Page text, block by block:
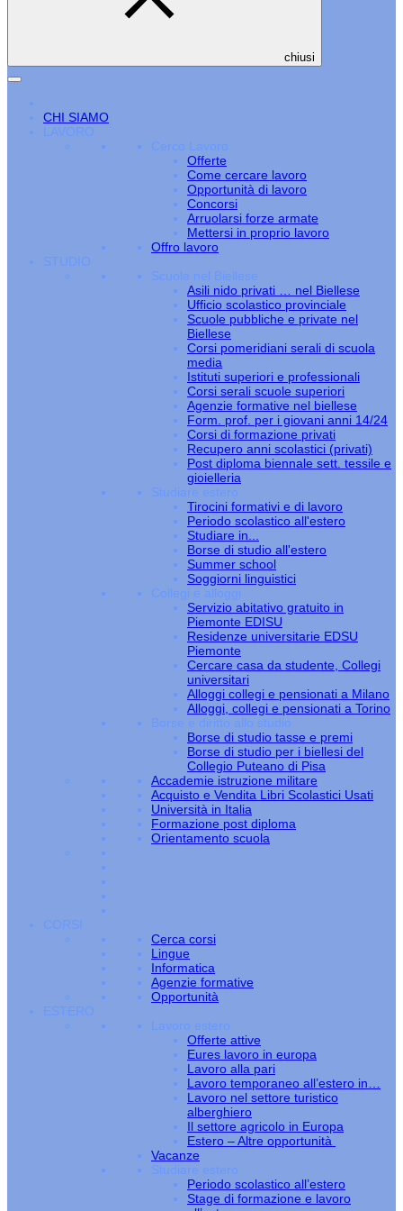
chiusi
CHI SIAMO
LAVORO
Cerco Lavoro
Offerte
Come cercare lavoro
Opportunità di lavoro
Concorsi
Arruolarsi forze armate
Mettersi in proprio lavoro
Offro lavoro
STUDIO
Scuole nel Biellese
Asili nido privati … nel Biellese
Ufficio scolastico provinciale
Scuole pubbliche e private nel
Biellese
Corsi pomeridiani serali di scuola
media
Istituti superiori e professionali
Corsi serali scuole superiori
Agenzie formative nel biellese
Form. prof. per i giovani anni 14/24
Corsi di formazione privati
Recupero anni scolastici (privati)
Post diploma biennale sett. tessile e
gioielleria
Studiare estero
Tirocini formativi e di lavoro
Periodo scolastico all'estero
Studiare in...
Borse di studio all'estero
Summer school
Soggiorni linguistici
Collegi e alloggi
Servizio abitativo gratuito in
Piemonte EDISU
Residenze universitarie EDSU
Piemonte
Cercare casa da studente, Collegi
universitari
Alloggi collegi e pensionati a Milano
Alloggi, collegi e pensionati a Torino
Borse e diritto allo studio
Borse di studio tasse e premi
Borse di studio per i biellesi del
Collegio Puteano di Pisa
Accademie istruzione militare
Acquisto e Vendita Libri Scolastici Usati
Università in Italia
Formazione post diploma
Orientamento scuola
CORSI
Cerca corsi
Lingue
Informatica
Agenzie formative
Opportunità
ESTERO
Lavoro estero
Offerte attive
Eures lavoro in europa
Lavoro alla pari
Lavoro temporaneo all’estero in…
Lavoro nel settore turistico
alberghiero
Il settore agricolo in Europa
Estero – Altre opportunità
Vacanze
Studiare estero
Periodo scolastico all’estero
Stage di formazione e lavoro